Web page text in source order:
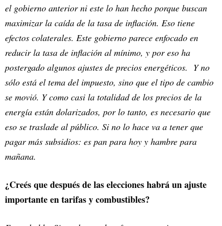
el gobierno anterior ni este lo han hecho porque buscan
maximizar la caída de la tasa de inflación. Eso tiene
efectos colaterales. Este gobierno parece enfocado en
reducir la tasa de inflación al mínimo, y por eso ha
postergado algunos ajustes de precios energéticos. Y no
sólo está el tema del impuesto, sino que el tipo de cambio
se movió. Y como casi la totalidad de los precios de la
energía están dolarizados, por lo tanto, es necesario que
eso se traslade al público. Si no lo hace va a tener que
pagar más subsidios: es pan para hoy y hambre para
mañana.
¿Creés que después de las elecciones habrá un ajuste
importante en tarifas y combustibles?